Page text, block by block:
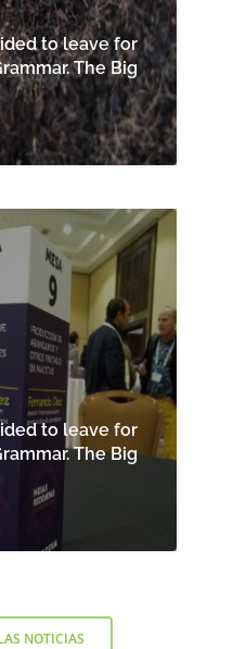
to leave for
The Big
to leave for
The Big
NOTICIAS